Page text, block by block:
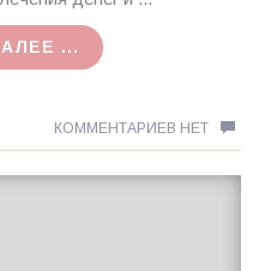
...
КОММЕНТАРИЕВ НЕТ